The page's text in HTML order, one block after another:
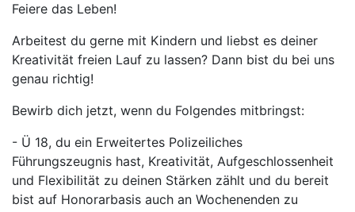
Feiere das Leben!
Arbeitest du gerne mit Kindern und liebst es deiner
Kreativität freien Lauf zu lassen? Dann bist du bei uns
genau richtig!
Bewirb dich jetzt, wenn du Folgendes mitbringst:
- Ü 18, du ein Erweitertes Polizeiliches
Führungszeugnis hast, Kreativität, Aufgeschlossenheit
und Flexibilität zu deinen Stärken zählt und du bereit
bist auf Honorarbasis auch an Wochenenden zu